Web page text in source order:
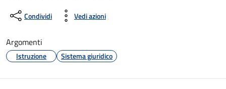
Condividi Vedi azioni
Argomenti
Istruzione Sistema giuridico